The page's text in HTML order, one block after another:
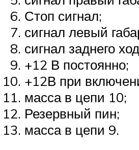
Стоп сигнал;
сигнал левый
сигнал заднего
+12 В постоянно;
+12В при
масса в цепи 10;
Резервный пин;
масса в цепи 9.